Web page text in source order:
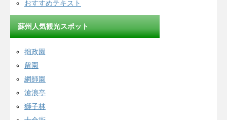
おすすめテキスト
蘇州人気観光スポット
拙政園
留園
網師園
滄浪亭
獅子林